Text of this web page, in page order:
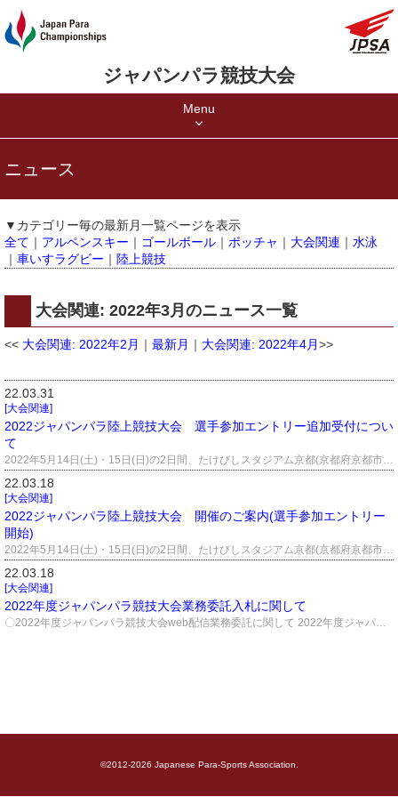
ジャパンパラ競技大会
Menu
ニュース
▼カテゴリー毎の最新月一覧ページを表示
全て ｜ アルペンスキー ｜ ゴールボール ｜ ボッチャ ｜ 大会関連 ｜ 水泳
｜ 車いすラグビー ｜ 陸上競技
大会関連: 2022年3月のニュース一覧
<< 大会関連: 2022年2月 ｜ 最新月 ｜ 大会関連: 2022年4月>>
22.03.31
[大会関連]
2022ジャパンパラ陸上競技大会 選手参加エントリー追加受付につい
て
2022年5月14日(土)・15日(日)の2日間、たけびしスタジアム京都(京都府京都市)において 「2022ジャパンパラ陸上競技大会」の参加申込について、追加受付をいたします。 3月27日まで開催いたしました、「オール陸上競技記録会」にご参加され、 参加標準記録を突破された選手もいられることから、追加受付を設定いたしました。 なお、申込みについてはWEBフォームによる申し込みのみといたします。 申込方法については下記より確認ください。 （１）申込締切日 2022年4月4日（月） （２）申込方法 WEB フォームによるエントリー 下記申込サイト内のWEBフォームエントリーから必要事項を記入の上送信する。 【申込サイト】: https://www.jaaf.net/para/2022/2022jpc/index.html
22.03.18
[大会関連]
2022ジャパンパラ陸上競技大会 開催のご案内(選手参加エントリー
開始)
2022年5月14日(土)・15日(日)の2日間、たけびしスタジアム京都(京都府京都市)において 「2022ジャパンパラ陸上競技大会」を開催いたします。 申込方法につきましては、別添「申込書」、｢誓約書｣に必要事項を記載のうえ、一緒に添えてお申し込み下さい。 （１）申込締切日 2022年3月28日（月）必着（参加決定通知 4 月 15 日頃発送予定) （２）下記のいずれかの方法で申し込むこと ⅰ．WEB フォームによるエントリー 下記申込サイト内のWEBフォームエントリーから必要事項を記入の上送信する。 ⅱ．申込書の送信(Excel ファイル) 下記申込サイトより申込書をダウンロードし、必要事項を記入の上、 以下のアドレスに申込書を添付してメールを送信する。 アドレス： 2022jpc-entry@jaaf.net ※Excelファイルは PDF等に加工せずそのまま送信する。 ⅲ．郵送によるエントリー 下記申込サイトより申込書をダウンロードし、必要事項を記入の上以下の住所まで郵送する。 【申込サイト】: https://www.jaaf.net/para/2022/2022jpc/index.html ■送付先 〒102-0071 東京都千代田区富士見 1-11-12 アーバンコート 1F マット株式会社 2022ジャパンパラ申込係 申込期日は2022年3月28日（月）必着となっておりますので、ご注意ください。 ①2022JP陸上京都【開催要項】.pdf ②2022JP陸上京都【実施種目標準記録】.pdf ③2022JP陸上【誓約書】.docx ④2022JP陸上京都【ガイドランナー変更届】.docx ⑤2022JP陸上京都【欠場届】.docx ⑥2022JP陸上【宿泊及び交通のご案内】.pdf
22.03.18
[大会関連]
2022年度ジャパンパラ競技大会業務委託入札に関して
〇2022年度ジャパンパラ競技大会web配信業務委託に関して 2022年度ジャパラweb配信仕様書.pdf 〇2022ジャパンパラボッチャ競技大会の企画・設営・運営業務委託に関して 2022ジャパラボッチャ仕様書.pdf
©2012-2026 Japanese Para-Sports Association.